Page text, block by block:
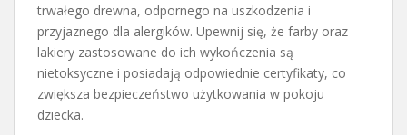
trwałego drewna, odpornego na uszkodzenia i
przyjaznego dla alergików. Upewnij się, że farby oraz
lakiery zastosowane do ich wykończenia są
nietoksyczne i posiadają odpowiednie certyfikaty, co
zwiększa bezpieczeństwo użytkowania w pokoju
dziecka.